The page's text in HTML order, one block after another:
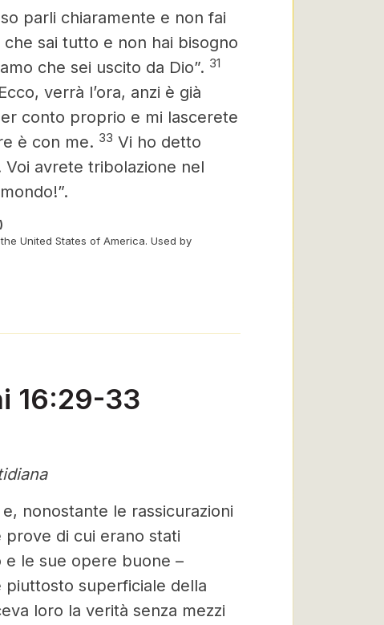
parli chiaramente e non fai
che sai tutto e non hai bisogno
che sei uscito da Dio”. 31
Ecco, verrà l’ora, anzi è già
conto proprio e mi lascerete
è con me. 33 Vi ho detto
avrete tribolazione nel
United States of America. Used by
16:29-33
nonostante le rassicurazioni
di cui erano stati
le sue opere buone –
piuttosto superficiale della
loro la verità senza mezzi